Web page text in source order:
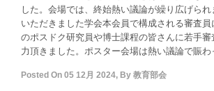
した。会場では、終始熱い議論が繰り広げら
いただきました学会本会員で構成される審査員
のポスドク研究員や博士課程の皆さんに若手審
力頂きました。ポスター会場は熱い議論で賑わ
Posted On 05 12月 2024, By 教育部会